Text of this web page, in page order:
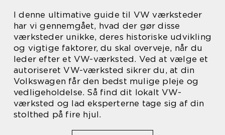
I denne ultimative guide til VW værksteder
har vi gennemgået, hvad der gør disse
værksteder unikke, deres historiske udvikling
og vigtige faktorer, du skal overveje, når du
leder efter et VW-værksted. Ved at vælge et
autoriseret VW-værksted sikrer du, at din
Volkswagen får den bedst mulige pleje og
vedligeholdelse. Så find dit lokalt VW-
værksted og lad eksperterne tage sig af din
stolthed på fire hjul.